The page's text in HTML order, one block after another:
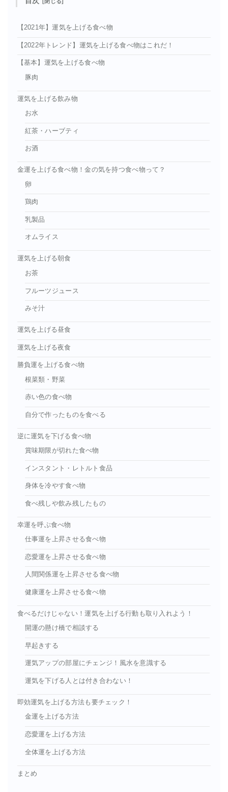
【2021年】運気を上げる食べ物
【2022年トレンド】運気を上げる食べ物はこれだ！
【基本】運気を上げる食べ物
豚肉
運気を上げる飲み物
お水
紅茶・ハーブティ
お酒
金運を上げる食べ物！金の気を持つ食べ物って？
卵
鶏肉
乳製品
オムライス
運気を上げる朝食
お茶
フルーツジュース
みそ汁
運気を上げる昼食
運気を上げる夜食
勝負運を上げる食べ物
根菜類・野菜
赤い色の食べ物
自分で作ったものを食べる
逆に運気を下げる食べ物
賞味期限が切れた食べ物
インスタント・レトルト食品
身体を冷やす食べ物
食べ残しや飲み残したもの
幸運を呼ぶ食べ物
仕事運を上昇させる食べ物
恋愛運を上昇させる食べ物
人間関係運を上昇させる食べ物
健康運を上昇させる食べ物
食べるだけじゃない！運気を上げる行動も取り入れよう！
開運の懸け橋で相談する
早起きする
運気アップの部屋にチェンジ！風水を意識する
運気を下げる人とは付き合わない！
即効運気を上げる方法も要チェック！
金運を上げる方法
恋愛運を上げる方法
全体運を上げる方法
まとめ